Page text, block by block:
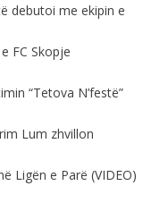
debutoi me ekipin e
FC Skopje
“Tetova N’festë”
Lum zhvillon
Ligën e Parë (VIDEO)